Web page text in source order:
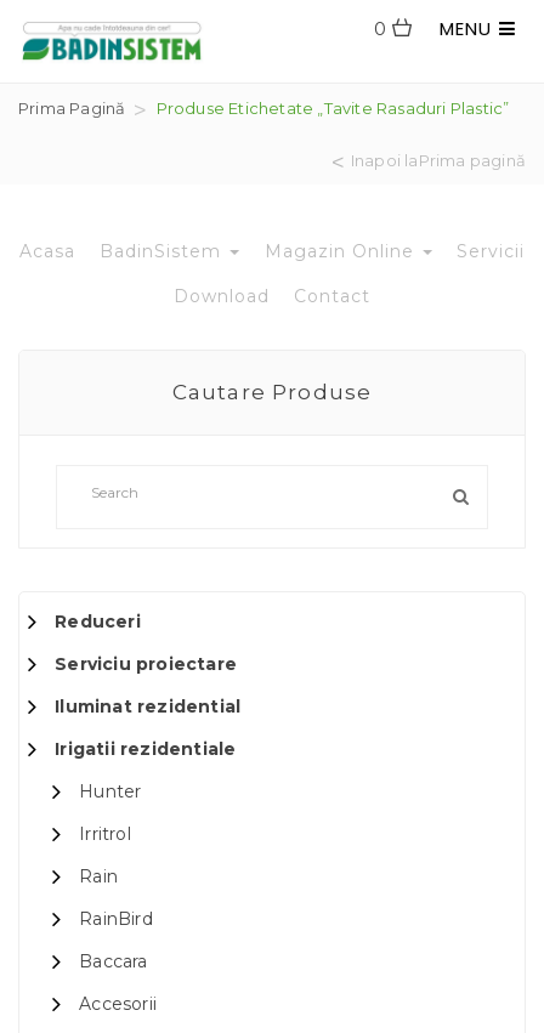
MENU
0
Prima Pagină Produse Etichetate „tavite Rasaduri Plastic”
Inapoi laPrima pagină
Acasa BadinSistem Magazin Online Servicii
Download Contact
Cautare Produse
Reduceri
Serviciu proiectare
Iluminat rezidential
Irigatii rezidentiale
Hunter
Irritrol
Rain
RainBird
Baccara
Accesorii